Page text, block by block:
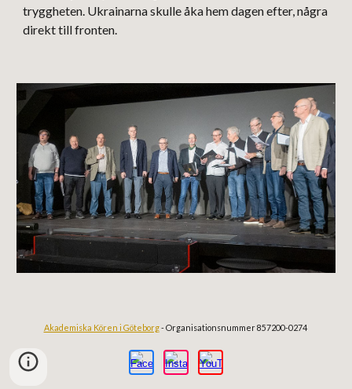
tryggheten. Ukrainarna skulle åka hem dagen efter, några
direkt till fronten.
Akademiska Kören i Göteborg- Organisationsnummer 857200-0274